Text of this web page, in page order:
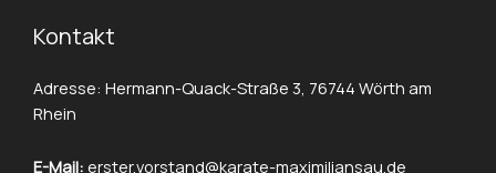
Kontakt
Adresse: Hermann-Quack-Straße 3, 76744 Wörth am
Rhein
E-Mail: erster.vorstand@karate-maximiliansau.de